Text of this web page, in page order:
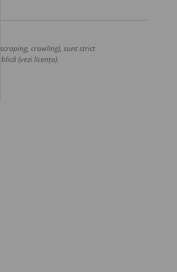
crawling), sunt strict
(vezi licența).